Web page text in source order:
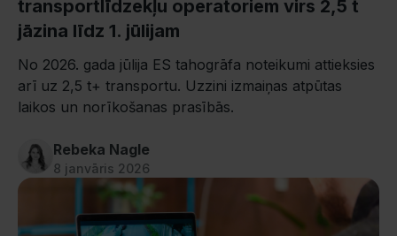
transportlīdzekļu operatoriem virs 2,5 t
jāzina līdz 1. jūlijam
No 2026. gada jūlija ES tahogrāfa noteikumi attieksies
arī uz 2,5 t+ transportu. Uzzini izmaiņas atpūtas
laikos un norīkošanas prasībās.
Rebeka Nagle
8 janvāris 2026